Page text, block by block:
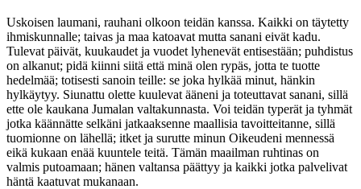
Uskoisen laumani, rauhani olkoon teidän kanssa. Kaikki on täytetty
ihmiskunnalle; taivas ja maa katoavat mutta sanani eivät kadu.
Tulevat päivät, kuukaudet ja vuodet lyhenevät entisestään; puhdistus
on alkanut; pidä kiinni siitä että minä olen rypäs, jotta te tuotte
hedelmää; totisesti sanoin teille: se joka hylkää minut, hänkin
hylkäytyy. Siunattu olette kuulevat ääneni ja toteuttavat sanani, sillä
ette ole kaukana Jumalan valtakunnasta. Voi teidän typerät ja tyhmät
jotka käännätte selkäni jatkaaksenne maallisia tavoitteitanne, sillä
tuomionne on lähellä; itket ja surutte minun Oikeudeni mennessä
eikä kukaan enää kuuntele teitä. Tämän maailman ruhtinas on
valmis putoamaan; hänen valtansa päättyy ja kaikki jotka palvelivat
häntä kaatuvat mukanaan.